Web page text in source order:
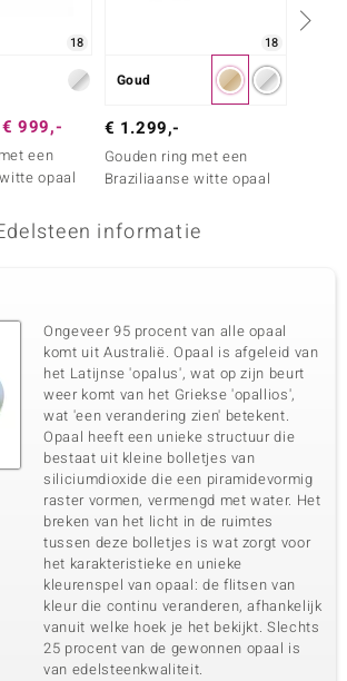
18
€ 999,-
een
opaal
18
Goud
€ 1.299,-
Gouden ring met een
Braziliaanse witte opaal
informatie
Ongeveer 95 procent van alle opaal
komt uit Australië. Opaal is afgeleid van
het Latijnse 'opalus', wat op zijn beurt
weer komt van het Griekse 'opallios',
wat 'een verandering zien' betekent.
Opaal heeft een unieke structuur die
bestaat uit kleine bolletjes van
siliciumdioxide die een piramidevormig
raster vormen, vermengd met water. Het
breken van het licht in de ruimtes
tussen deze bolletjes is wat zorgt voor
het karakteristieke en unieke
kleurenspel van opaal: de flitsen van
kleur die continu veranderen, afhankelijk
vanuit welke hoek je het bekijkt. Slechts
25 procent van de gewonnen opaal is
van edelsteenkwaliteit.